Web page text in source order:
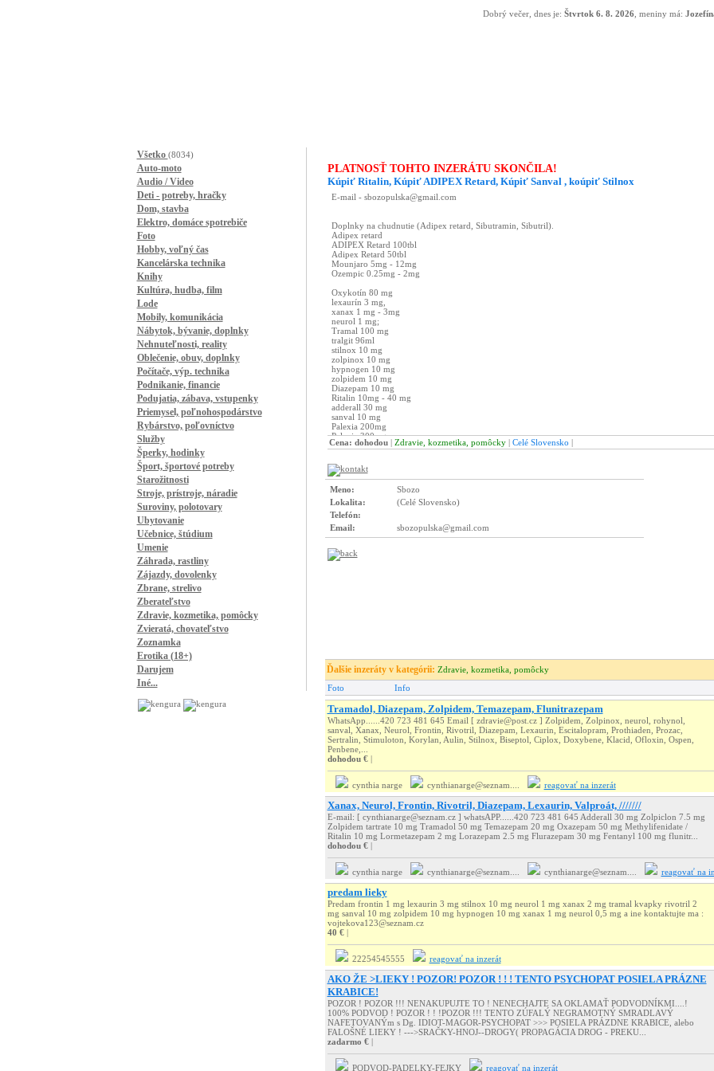
Dobrý večer, dnes je: Štvrtok 6. 8. 2026 , meniny má:
Všetko (8034)
Auto-moto
Audio / Video
Deti - potreby, hračky
Dom, stavba
Elektro, domáce spotrebiče
Foto
Hobby, voľný čas
Kancelárska technika
Knihy
Kultúra, hudba, film
Lode
Mobily, komunikácia
Nábytok, bývanie, doplnky
Nehnuteľnosti, reality
Oblečenie, obuv, doplnky
Počítače, výp. technika
Podnikanie, financie
Podujatia, zábava, vstupenky
Priemysel, poľnohospodárstvo
Rybárstvo, poľovníctvo
Služby
Šperky, hodinky
Šport, športové potreby
Starožitnosti
Stroje, prístroje, náradie
Suroviny, polotovary
Ubytovanie
Učebnice, štúdium
Umenie
Záhrada, rastliny
Zájazdy, dovolenky
Zbrane, strelivo
Zberateľstvo
Zdravie, kozmetika, pomôcky
Zvieratá, chovateľstvo
Zoznamka
Erotika (18+)
Darujem
Iné...
PLATNOSŤ TOHTO INZERÁTU SKONČILA!
Kúpiť Ritalin, Kúpiť ADIPEX Retard, Kúpiť Sanval , koúpiť Stilnox
Cena: dohodou | Zdravie, kozmetika, pomôcky| Celé Slovensko |
Meno:
Sbozo
Lokalita:
(Celé Slovensko)
Telefón:
Email:
sbozopulska@gmail.com
Ďalšie inzeráty v kategórii: Zdravie, kozmetika, pomôcky
Foto
Info
Tramadol, Diazepam, Zolpidem, Temazepam, Flunitrazepam
WhatsApp......420 723 481 645 Email [ zdravie@post.cz ] Zolpidem, Zolpinox, neurol, rohynol,
sanval, Xanax, Neurol, Frontin, Rivotril, Diazepam, Lexaurin, Escitalopram, Prothiaden, Prozac,
Sertralin, Stimuloton, Korylan, Aulin, Stilnox, Biseptol, Ciplox, Doxybene, Klacid, Ofloxin, Ospen,
Penbene,...
dohodou €|
cynthia narge cynthianarge@seznam.... reagovať na inzerát
Xanax, Neurol, Frontin, Rivotril, Diazepam, Lexaurin, Valproát, ///////
E-mail: [ cynthianarge@seznam.cz ] whatsAPP......420 723 481 645 Adderall 30 mg Zolpiclon 7.5 mg
Zolpidem tartrate 10 mg Tramadol 50 mg Temazepam 20 mg Oxazepam 50 mg Methylifenidate /
Ritalin 10 mg Lormetazepam 2 mg Lorazepam 2.5 mg Flurazepam 30 mg Fentanyl 100 mg flunitr...
dohodou €|
cynthia narge cynthianarge@seznam.... cynthianarge@seznam.... reagovať na
predam lieky
Predam frontin 1 mg lexaurin 3 mg stilnox 10 mg neurol 1 mg xanax 2 mg tramal kvapky rivotril 2
mg sanval 10 mg zolpidem 10 mg hypnogen 10 mg xanax 1 mg neurol 0,5 mg a ine kontaktujte ma :
vojtekova123@seznam.cz
40 €|
22254545555 reagovať na inzerát
AKO ŽE >LIEKY ! POZOR! POZOR ! ! ! TENTO PSYCHOPAT POSIELA PRÁZNE
KRABICE!
POZOR ! POZOR !!! NENAKUPUJTE TO ! NENECHAJTE SA OKLAMAŤ PODVODNÍKMI....!
100% PODVOD ! POZOR ! ! !POZOR !!! TENTO ZÚFALÝ NEGRAMOTNÝ SMRADLAVÝ
NAFETOVANÝm s Dg. IDIOT-MAGOR-PSYCHOPAT >>> POSIELA PRÁZDNE KRABICE, alebo
FALOŠNÉ LIEKY ! --->SRAČKY-HNOJ--DROGY( PROPAGÁCIA DROG - PREKU...
zadarmo €|
PODVOD-PADELKY-FEJKY reagovať na inzerát